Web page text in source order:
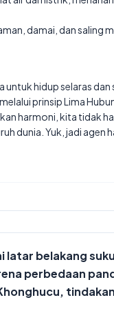
damai, dan saling
hidup selaras dan
prinsip Lima
harmoni, kita tidak
dunia. Yuk, jadi agen
latar belakang
perbedaan